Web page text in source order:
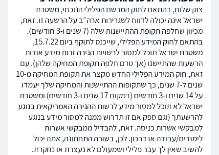
צוק שלום, בהתאם לחוק המרשם הפלילי הנוכחי, משטרת
ישראל אינה יכולה לדווח לשגרירות ארה״ב על הרשעה זו. זאת,
מכיוון שחלפה תקופת ההתיישנות שלה (7 שנים ו-3 חודשים).
בהתאם לחוק המידע הפלילי, שייכנס לתוקף ביום 15.7.22,
משטרת ישראל תוכל למסור לרשויות הגירה זרות מידע אודות
הרשעות שהתיישנו (אך טרם חלפה תקופת המחיקה שלהן). עם
זאת, חוק המידע הפלילי החדש מקצר את תקופת המחיקה מ-10
שנים ל-7 שנים, כך שתקופות ההתיישנות והמחיקה שלך יעמדו
על 14 שנים ו-3 חודשים (במקום 17 שנים ו-3 חודשים) ומשטרת
ישראל לא תוכל למסור מידע לרשות ההגירה האמריקאית בנוגע
להרשעתך (וגם ספק אם זו תדרוש ממנה למסור מידע בנוגע
למבקשי אשרות כניסה. זאת, להבדיל ממבקשי אשרות
לימודים/עבודה או דרכון. לכן, בשורה התחתונה, אתה יכול
להשיב שאין לך עבר פלילי ושמעולם לא נעצרת או נחקרת.